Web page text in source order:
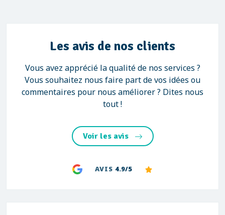
Les avis de nos clients
Vous avez apprécié la qualité de nos services ?
Vous souhaitez nous faire part de vos idées ou
commentaires pour nous améliorer ? Dites nous
tout !
Voir les avis
AVIS 4.9/5